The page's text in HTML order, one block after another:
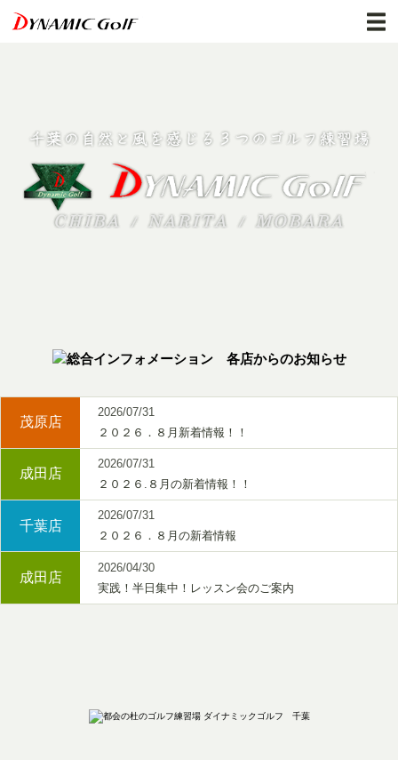
茂原店
2026/07/31
２０２６．８月新着情報！！
成田店
2026/07/31
２０２６.８月の新着情報！！
千葉店
2026/07/31
２０２６．８月の新着情報
成田店
2026/04/30
実践！半日集中！レッスン会のご案内